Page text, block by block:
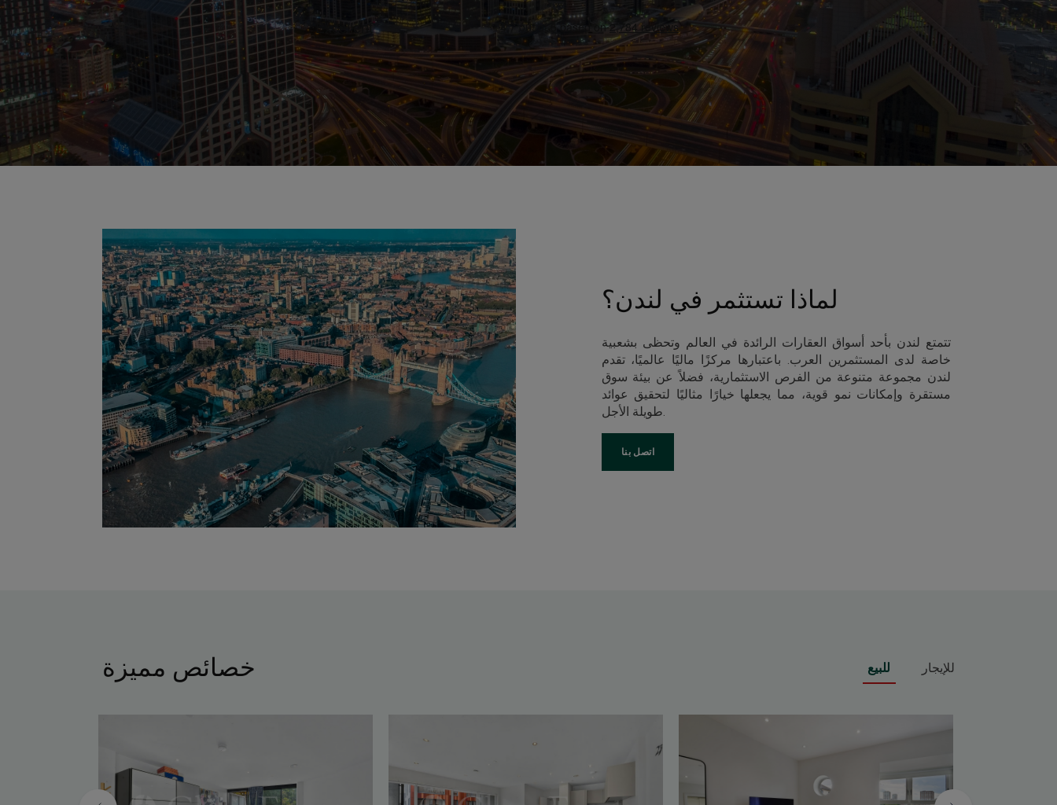
لماذا تستثمر في لندن؟
تتمتع لندن بأحد أسواق العقارات الرائدة في العالم وتحظى بشعبية
خاصة لدى المستثمرين العرب. باعتبارها مركزًا ماليًا عالميًا، تقدم
لندن مجموعة متنوعة من الفرص الاستثمارية، فضلاً عن بيئة سوق
مستقرة وإمكانات نمو قوية، مما يجعلها خيارًا مثاليًا لتحقيق عوائد
طويلة الأجل.
اتصل بنا
خصائص مميزة للبيع للإيجار